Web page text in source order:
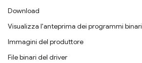
Download
Visualizza l'anteprima dei programmi binari
Immagini del produttore
File binari del driver